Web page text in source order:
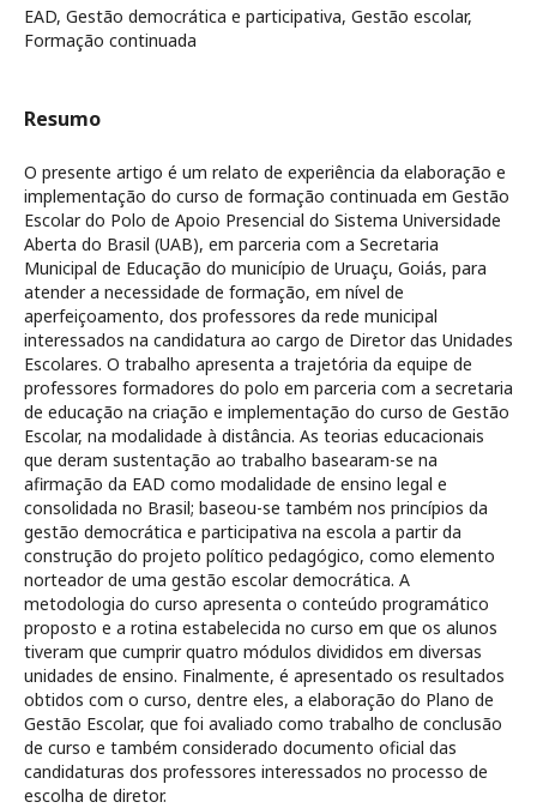
EAD, Gestão democrática e participativa, Gestão escolar,
Formação continuada
Resumo
O presente artigo é um relato de experiência da elaboração e
implementação do curso de formação continuada em Gestão
Escolar do Polo de Apoio Presencial do Sistema Universidade
Aberta do Brasil (UAB), em parceria com a Secretaria
Municipal de Educação do município de Uruaçu, Goiás, para
atender a necessidade de formação, em nível de
aperfeiçoamento, dos professores da rede municipal
interessados na candidatura ao cargo de Diretor das Unidades
Escolares. O trabalho apresenta a trajetória da equipe de
professores formadores do polo em parceria com a secretaria
de educação na criação e implementação do curso de Gestão
Escolar, na modalidade à distância. As teorias educacionais
que deram sustentação ao trabalho basearam-se na
afirmação da EAD como modalidade de ensino legal e
consolidada no Brasil; baseou-se também nos princípios da
gestão democrática e participativa na escola a partir da
construção do projeto político pedagógico, como elemento
norteador de uma gestão escolar democrática. A
metodologia do curso apresenta o conteúdo programático
proposto e a rotina estabelecida no curso em que os alunos
tiveram que cumprir quatro módulos divididos em diversas
unidades de ensino. Finalmente, é apresentado os resultados
obtidos com o curso, dentre eles, a elaboração do Plano de
Gestão Escolar, que foi avaliado como trabalho de conclusão
de curso e também considerado documento oficial das
candidaturas dos professores interessados no processo de
escolha de diretor.